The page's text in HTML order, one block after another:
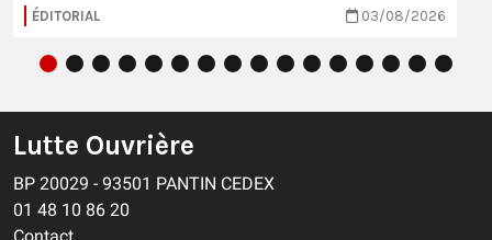
ÉDITORIAL 03/08/2026
Lutte Ouvrière
BP 20029 - 93501 PANTIN CEDEX
01 48 10 86 20